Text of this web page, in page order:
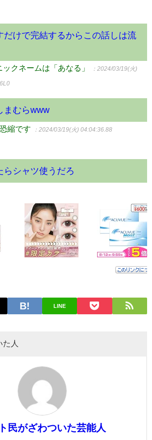
だけで完結するからこの話しは流
クネームは「あなる」 ：2024/03/19(火)
まむらwww
縮です ：2024/03/19(火) 04:04:36.88
らシャツ使うだろ
LINE
た人
民がざわついた芸能人